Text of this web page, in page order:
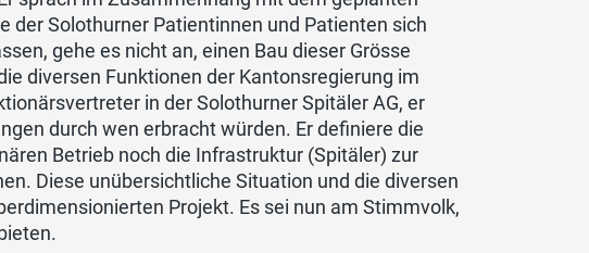
der Solothurner Patientinnen und Patienten sich
gehe es nicht an, einen Bau dieser Grösse
diversen Funktionen der Kantonsregierung im
in der Solothurner Spitäler AG, er
durch wen erbracht würden. Er definiere die
Betrieb noch die Infrastruktur (Spitäler) zur
Diese unübersichtliche Situation und die diversen
Projekt. Es sei nun am Stimmvolk,